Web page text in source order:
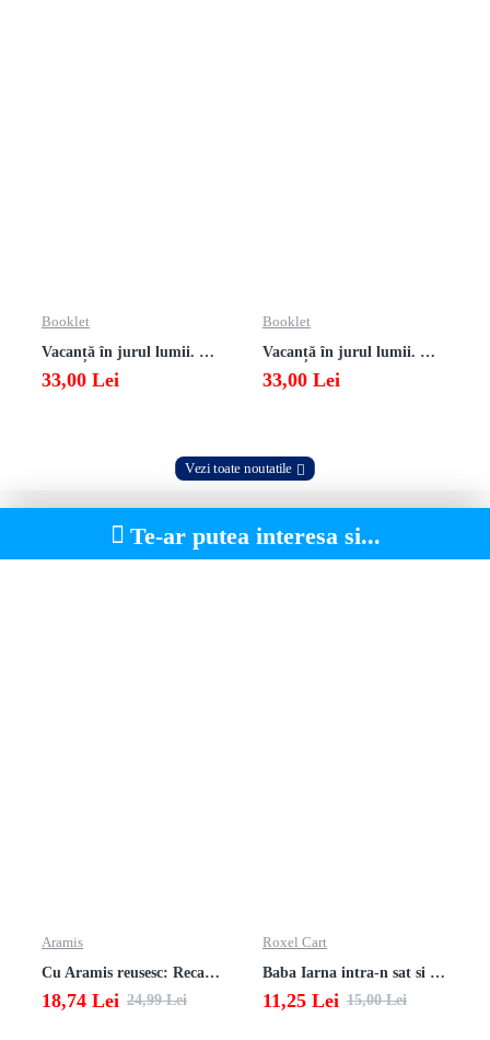
Booklet
Vacanță în jurul lumii. Matematică clasa a VII-a – EDIȚIA 2026
33,00 Lei
Booklet
Vacanță în jurul lumii. Matematică clasa a VI-a – EDIȚIA 2026
33,00 Lei
Vezi toate noutatile
Te-ar putea interesa si...
Aramis
Cu Aramis reusesc: Recapitulare si evaluare - Clasa a 4-a (Matematica, Stiinte ale naturii si Educatie civica)
18,74 Lei 24,99 Lei
Roxel Cart
Baba Iarna intra-n sat si alte poezii
11,25 Lei 15,00 Lei